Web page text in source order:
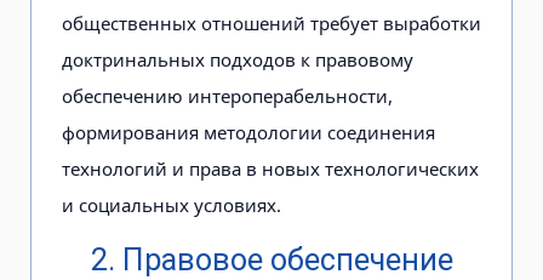
общественных отношений требует выработки
доктринальных подходов к правовому
обеспечению интероперабельности,
формирования методологии соединения
технологий и права в новых технологических
и социальных условиях.
2. Правовое обеспечение